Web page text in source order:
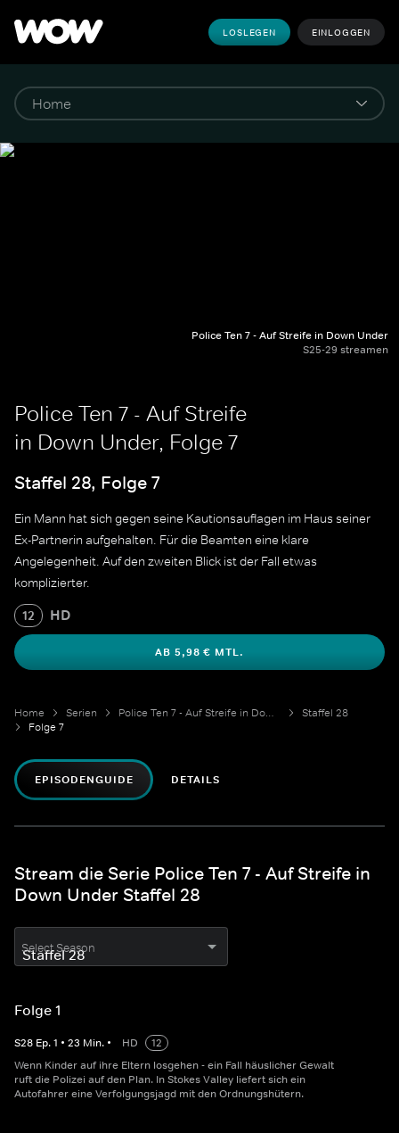
LOSLEGEN EINLOGGEN
Police Ten 7 - Auf Streife in Down Under
S25-29 streamen
Police Ten 7 - Auf Streife
in Down Under, Folge 7
Staffel 28, Folge 7
Ein Mann hat sich gegen seine Kautionsauflagen im Haus seiner
Ex-Partnerin aufgehalten. Für die Beamten eine klare
Angelegenheit. Auf den zweiten Blick ist der Fall etwas
komplizierter.
12 HD
AB 5,98 € MTL.
Home Serien Police Ten 7 - Auf Streife in Down Under
Staffel 28
Folge 7
EPISODENGUIDE DETAILS
Stream die Serie Police Ten 7 - Auf Streife in
Down Under Staffel 28
Select Season
Folge 1
S28 Ep.1 • 23 Min. • HD
12
Wenn Kinder auf ihre Eltern losgehen - ein Fall häuslicher Gewalt
ruft die Polizei auf den Plan. In Stokes Valley liefert sich ein
Autofahrer eine Verfolgungsjagd mit den Ordnungshütern.